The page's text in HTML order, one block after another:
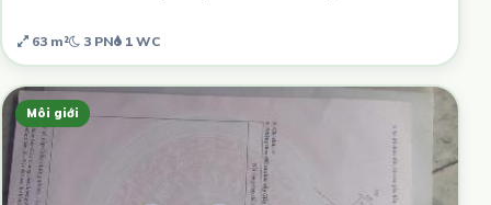
63 m² 3 PN 1 WC
Môi giới